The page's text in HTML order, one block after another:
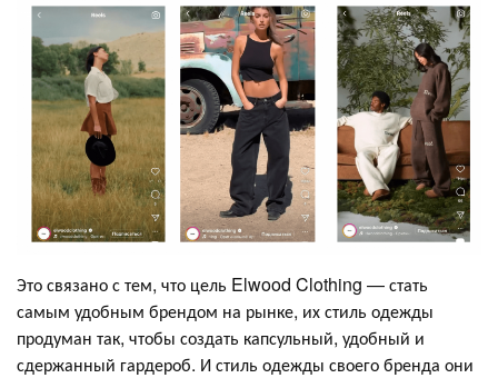
Это связано с тем, что цель Elwood Clothing — стать
самым удобным брендом на рынке, их стиль одежды
продуман так, чтобы создать капсульный, удобный и
сдержанный гардероб. И стиль одежды своего бренда они